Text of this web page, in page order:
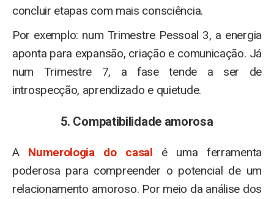
concluir etapas com mais consciência.
Por exemplo: num Trimestre Pessoal 3, a energia
aponta para expansão, criação e comunicação. Já
num Trimestre 7, a fase tende a ser de
introspecção, aprendizado e quietude.
5. Compatibilidade amorosa
A Numerologia do casal é uma ferramenta
poderosa para compreender o potencial de um
relacionamento amoroso. Por meio da análise dos